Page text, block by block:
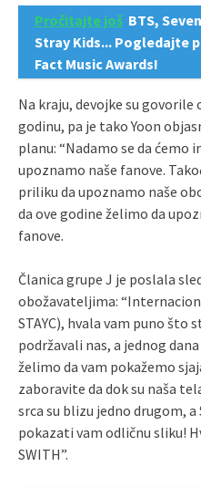
Pročitajte još BTS,
Stray Kids... Pogledajte
Fact Music Awards!
Na kraju, devojke su govorile
godinu, pa je tako Yoon
planu: “Nadamo se da ćemo
upoznamo naše fanove.
priliku da upoznamo naše
da ove godine želimo da
fanove.
Članica grupe J je poslala
obožavateljima:
STAYC), hvala vam puno što
podržavali nas, a jednog
želimo da vam pokažemo
zaboravite da dok su naša
srca su blizu jedno drugom, a
pokazati vam odličnu sliku!
SWITH”.